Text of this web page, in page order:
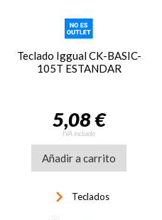
Teclado Iggual CK-BASIC-
105T ESTANDAR
5,08 €
IVA incluido
Añadir a carrito
keyboard_arrow_right Teclados